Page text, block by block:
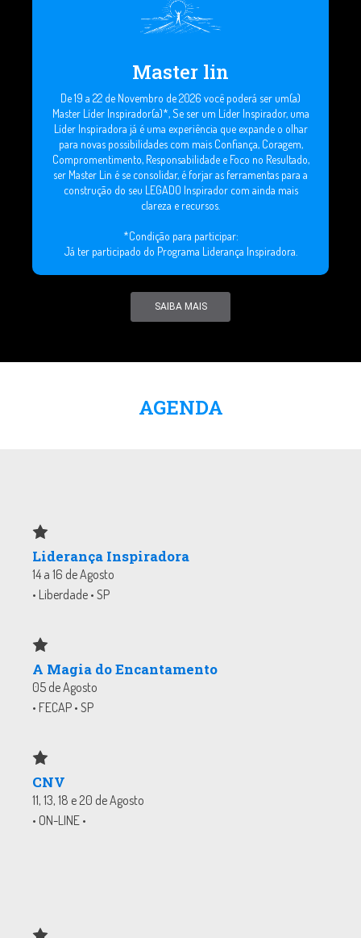
Master lin
De 19 a 22 de Novembro de 2026 você poderá ser um(a)
Master Líder Inspirador(a)*, Se ser um Líder Inspirador, uma
Líder Inspiradora já é uma experiência que expande o olhar
para novas possibilidades com mais Confiança, Coragem,
Compromentimento, Responsabilidade e Foco no Resultado,
ser Master Lin é se consolidar, é forjar as ferramentas para a
construção do seu LEGADO Inspirador com ainda mais
clareza e recursos.
*Condição para participar:
Já ter participado do Programa Liderança Inspiradora.
SAIBA MAIS
AGENDA
Liderança Inspiradora
14 a 16 de Agosto
• Liberdade • SP
A Magia do Encantamento
05 de Agosto
• FECAP • SP
CNV
11, 13, 18 e 20 de Agosto
• ON-LINE •